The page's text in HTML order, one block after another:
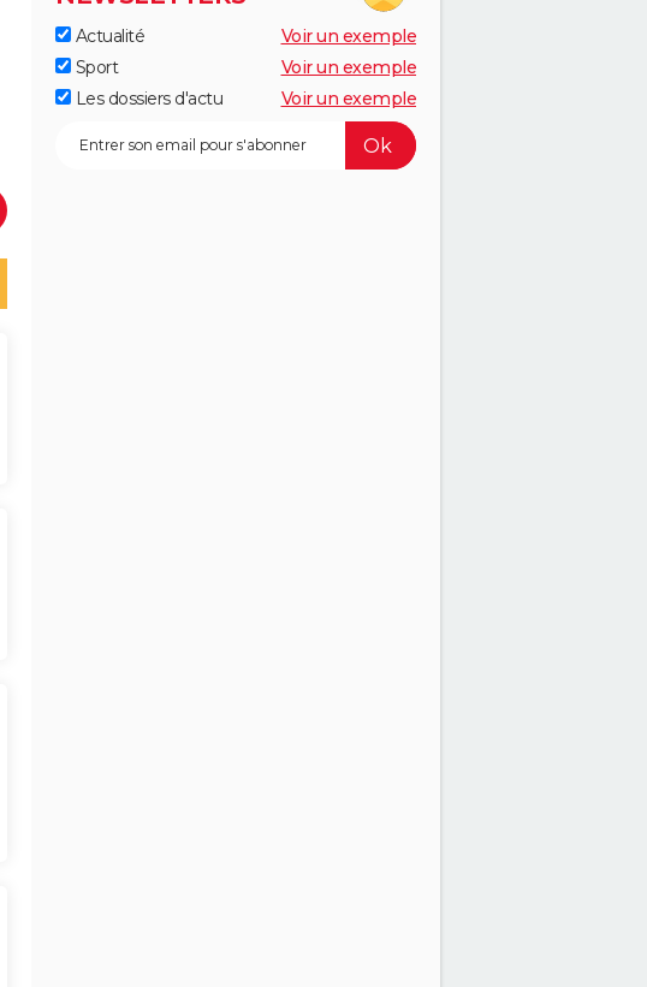
Actualité
Voir un exemple
Sport
Voir un exemple
Les dossiers d'actu
Voir un exemple